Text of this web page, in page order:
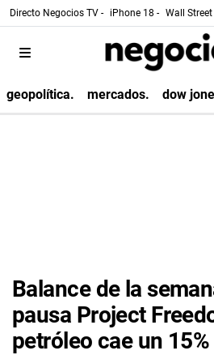
Directo Negocios TV - iPhone 18 - Wall
geopolítica. mercados. dow
Balance de la
pausa Project
petróleo cae un 15%